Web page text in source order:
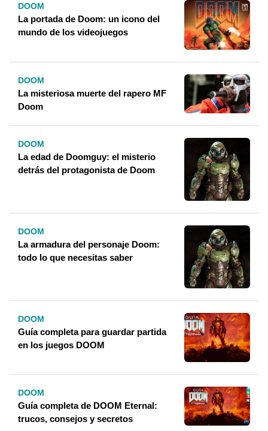
DOOM
La portada de Doom: un icono del
mundo de los videojuegos
DOOM
La misteriosa muerte del rapero MF
Doom
DOOM
La edad de Doomguy: el misterio
detrás del protagonista de Doom
DOOM
La armadura del personaje Doom:
todo lo que necesitas saber
DOOM
Guía completa para guardar partida
en los juegos DOOM
DOOM
Guía completa de DOOM Eternal:
trucos, consejos y secretos